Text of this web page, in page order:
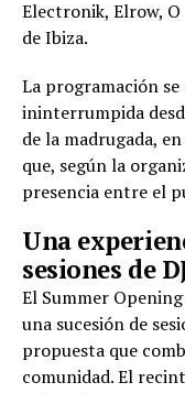
Electronik, Elrow,
de Ibiza.
La programación
ininterrumpida
de la madrugada,
que, según la
presencia entre el
Una
sesiones de
El Summer
una sucesión de
propuesta que
comunidad. El